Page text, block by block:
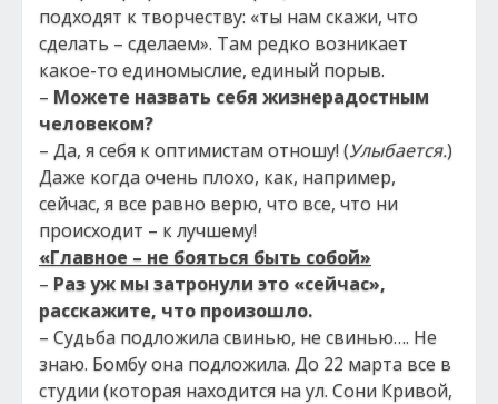
подходят к творчеству: «ты нам скажи, что
сделать – сделаем». Там редко возникает
какое-то единомыслие, единый порыв.
– Можете назвать себя жизнерадостным
человеком?
– Да, я себя к оптимистам отношу! (Улыбается.)
Даже когда очень плохо, как, например,
сейчас, я все равно верю, что все, что ни
происходит – к лучшему!
«Главное – не бояться быть собой»
– Раз уж мы затронули это «сейчас»,
расскажите, что произошло.
– Судьба подложила свинью, не свинью…. Не
знаю. Бомбу она подложила. До 22 марта все в
студии (которая находится на ул. Сони Кривой,